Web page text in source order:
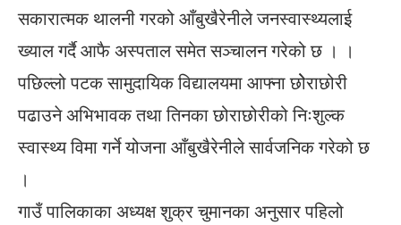
सकारात्मक थालनी गरको आँबुखैरेनीले जनस्वास्थ्यलाई
ख्याल गर्दै आफै अस्पताल समेत सञ्चालन गरेको छ । ।
पछिल्लो पटक सामुदायिक विद्यालयमा आफ्ना छोेराछोरी
पढाउने अभिभावक तथा तिनका छोराछोरीको निःशुल्क
स्वास्थ्य विमा गर्ने योजना आँबुखैरेनीले सार्वजनिक गरेको छ
।
गाउँ पालिकाका अध्यक्ष शुक्र चुमानका अनुसार पहिलो